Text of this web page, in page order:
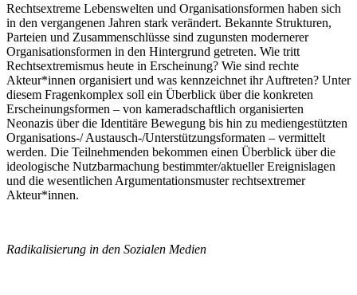
Rechtsextreme Lebenswelten und Organisationsformen haben sich
in den vergangenen Jahren stark verändert. Bekannte Strukturen,
Parteien und Zusammenschlüsse sind zugunsten modernerer
Organisationsformen in den Hintergrund getreten. Wie tritt
Rechtsextremismus heute in Erscheinung? Wie sind rechte
Akteur*innen organisiert und was kennzeichnet ihr Auftreten? Unter
diesem Fragenkomplex soll ein Überblick über die konkreten
Erscheinungsformen – von kameradschaftlich organisierten
Neonazis über die Identitäre Bewegung bis hin zu mediengestützten
Organisations-/ Austausch-/Unterstützungsformaten – vermittelt
werden. Die Teilnehmenden bekommen einen Überblick über die
ideologische Nutzbarmachung bestimmter/aktueller Ereignislagen
und die wesentlichen Argumentationsmuster rechtsextremer
Akteur*innen.
Radikalisierung in den Sozialen Medien